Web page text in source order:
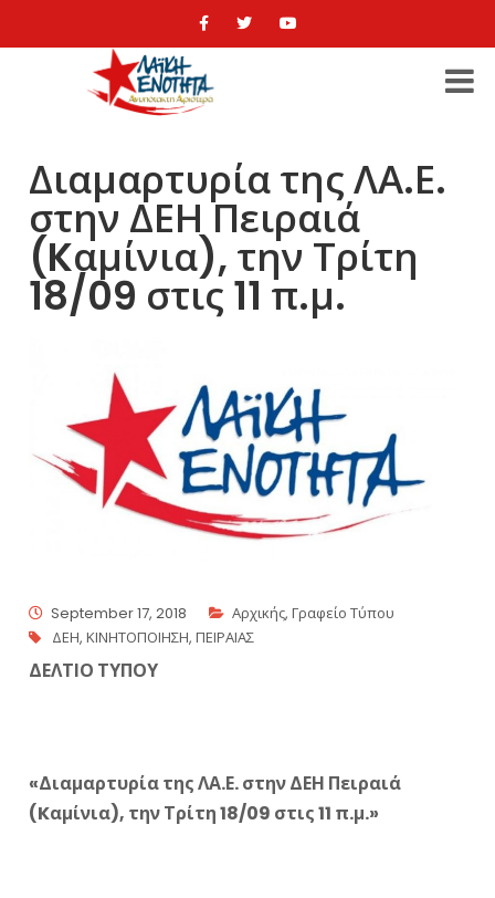
Διαμαρτυρία της ΛΑ.Ε.
στην ΔΕΗ Πειραιά
(Kαμίνια), την Τρίτη
18/09 στις 11 π.μ.
September 17, 2018 Αρχικής,Γραφείο Τύπου
ΔΕΗ,ΚΙΝΗΤΟΠΟΙΗΣΗ,ΠΕΙΡΑΙΑΣ
ΔΕΛΤΙΟ ΤΥΠΟΥ
«Διαμαρτυρία της ΛΑ.Ε. στην ΔΕΗ Πειραιά
(Kαμίνια), την Τρίτη 18/09 στις 11 π.μ.»